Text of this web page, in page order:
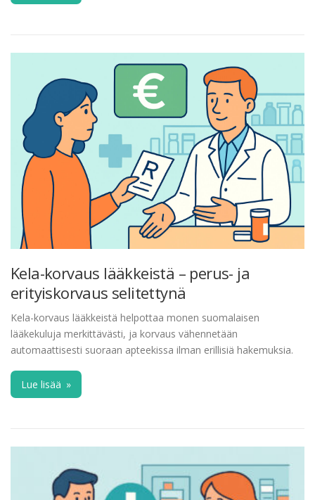
Kela-korvaus lääkkeistä – perus- ja
erityiskorvaus selitettynä
Kela-korvaus lääkkeistä helpottaa monen suomalaisen
lääkekuluja merkittävästi, ja korvaus vähennetään
automaattisesti suoraan apteekissa ilman erillisiä hakemuksia.
Lue lisää »